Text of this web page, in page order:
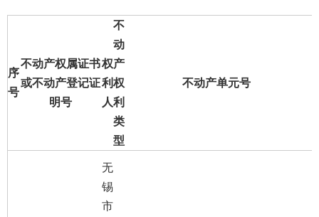
序
号
不动产权属证书
或不动产登记证
明号
权
利
人
不
动
产
权
利
类
型
不动产单元号
无
锡
市